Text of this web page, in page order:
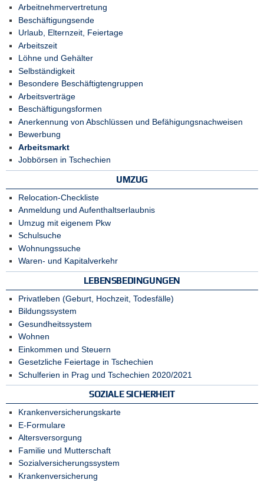
Arbeitnehmervertretung
Beschäftigungsende
Urlaub, Elternzeit, Feiertage
Arbeitszeit
Löhne und Gehälter
Selbständigkeit
Besondere Beschäftigtengruppen
Arbeitsverträge
Beschäftigungsformen
Anerkennung von Abschlüssen und Befähigungsnachweisen
Bewerbung
Arbeitsmarkt
Jobbörsen in Tschechien
UMZUG
Relocation-Checkliste
Anmeldung und Aufenthaltserlaubnis
Umzug mit eigenem Pkw
Schulsuche
Wohnungssuche
Waren- und Kapitalverkehr
LEBENSBEDINGUNGEN
Privatleben (Geburt, Hochzeit, Todesfälle)
Bildungssystem
Gesundheitssystem
Wohnen
Einkommen und Steuern
Gesetzliche Feiertage in Tschechien
Schulferien in Prag und Tschechien 2020/2021
SOZIALE SICHERHEIT
Krankenversicherungskarte
E-Formulare
Altersversorgung
Familie und Mutterschaft
Sozialversicherungssystem
Krankenversicherung